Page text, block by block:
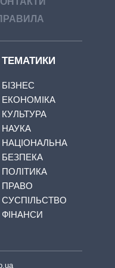
ТЕМАТИКИ
БІЗНЕС
ЕКОНОМІКА
КУЛЬТУРА
НАУКА
НАЦІОНАЛЬНА
БЕЗПЕКА
ПОЛІТИКА
ПРАВО
СУСПІЛЬСТВО
ФІНАНСИ